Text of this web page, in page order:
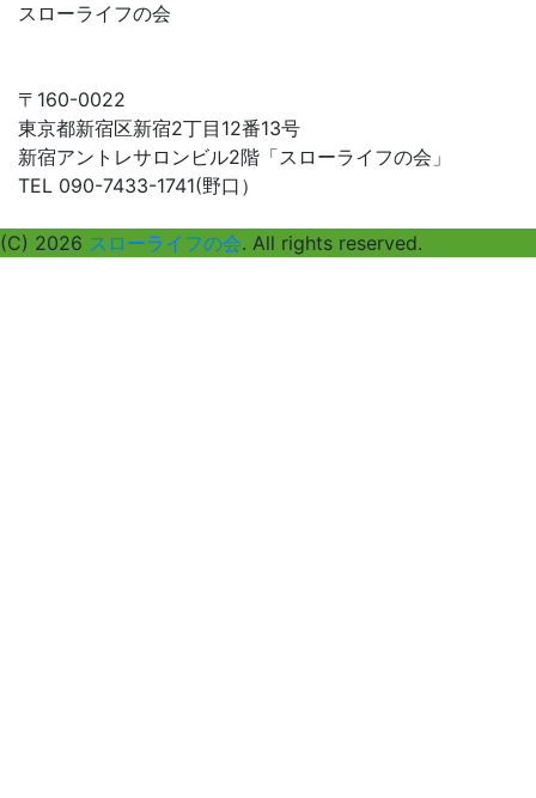
ラ
で
探
す
スローライフの会
〒160-0022
東京都新宿区新宿2丁目12番13号
新宿アントレサロンビル2階「スローライフの会」
TEL 090-7433-1741(野口）
(C) 2026 スローライフの会. All rights reserved.